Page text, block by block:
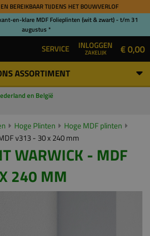
BEREIKBAAR TIJDENS HET BOUWVERLOF
en-klare MDF Folieplinten (wit & zwart) - t/m 31
augustus *
SERVICE INLOGGEN
ZAKELIJK € 0,00
ASSORTIMENT
en België
Hoge Plinten
Hoge MDF plinten
v313 - 30 x 240 mm
WARWICK - MDF
240 MM